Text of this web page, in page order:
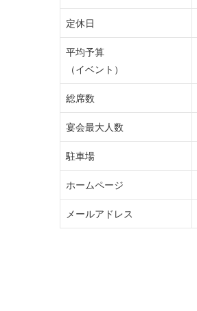
定休日
平均予算
（イベント）
総席数
宴会最大人数
駐車場
ホームページ
メールアドレス